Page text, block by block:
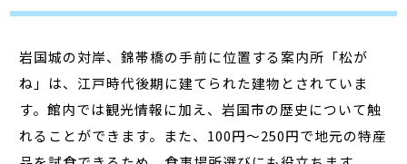
岩国城の対岸、錦帯橋の手前に位置する案内所「松が
ね」は、江戸時代後期に建てられた建物とされていま
す。館内では観光情報に加え、岩国市の歴史について触
れることができます。また、100円～250円で地元の特産